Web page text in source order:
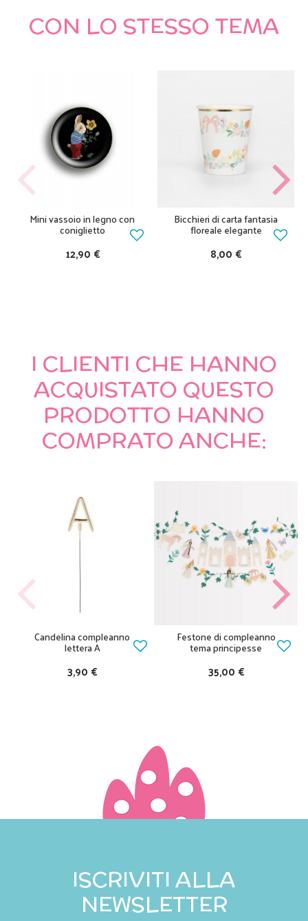
CON LO STESSO TEMA
Mini vassoio in legno con
coniglietto
12,90 €
Bicchieri di carta fantasia
floreale elegante
8,00 €
I CLIENTI CHE HANNO
ACQUISTATO QUESTO
PRODOTTO HANNO
COMPRATO ANCHE:
Candelina compleanno
lettera A
3,90 €
Festone di compleanno
tema principesse
35,00 €
ISCRIVITI ALLA
NEWSLETTER